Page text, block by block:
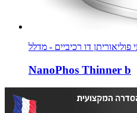
NanoPhos Thinner b